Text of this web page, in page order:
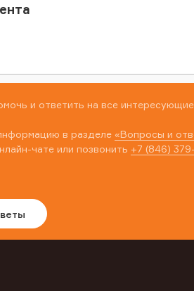
и ответить на все
в разделе «Вопросы и
чате или позвонить +7 (846)